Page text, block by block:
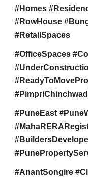
#Homes
#RowHouse
#RetailSpaces
#OfficeSpaces
#PuneEast
#AnantSongire